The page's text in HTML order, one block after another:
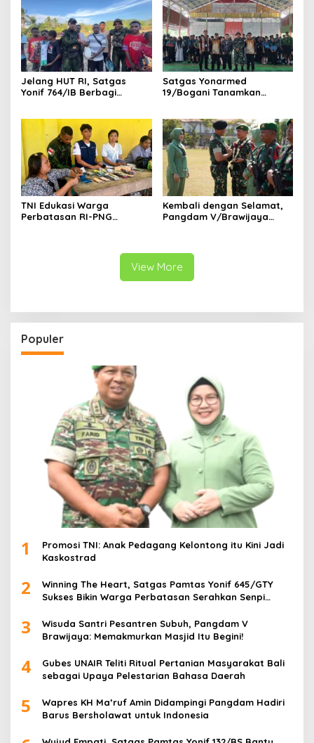
Jelang HUT RI, Satgas
Yonif 764/IB Berbagi
Satgas Yonarmed
19/Bogani Tanamkan
TNI Edukasi Warga
Perbatasan RI-PNG
Kembali dengan Selamat,
Pangdam V/Brawijaya
Perbatasan RI-PNG
View More
Populer
1
Promosi TNI: Anak Pedagang Kelontong itu Kini Jadi
Kaskostrad
2
Winning The Heart, Satgas Pamtas Yonif 645/GTY
Sukses Bikin Warga Perbatasan Serahkan Senpi
3
Wisuda Santri Pesantren Subuh, Pangdam V
Brawijaya: Memakmurkan Masjid Itu Begini!
4
Gubes UNAIR Teliti Ritual Pertanian Masyarakat Bali
sebagai Upaya Pelestarian Bahasa Daerah
5
Wapres KH Ma’ruf Amin Didampingi Pangdam Hadiri
Barus Bersholawat untuk Indonesia